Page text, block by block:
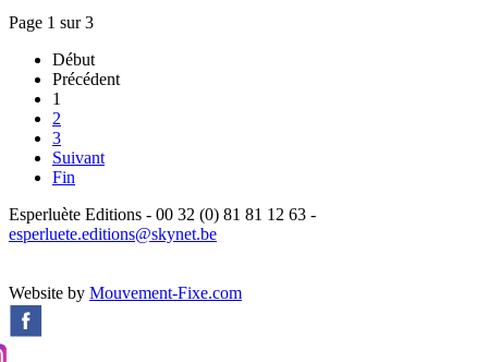
Page 1 sur 3
Début
Précédent
1
2
3
Suivant
Fin
Esperluète Editions - 00 32 (0) 81 81 12 63 -
esperluete.editions@skynet.be
Website by Mouvement-Fixe.com